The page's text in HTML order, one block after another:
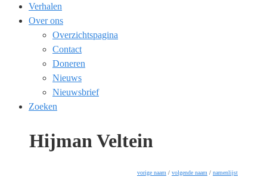
Verhalen
Over ons
Overzichtspagina
Contact
Doneren
Nieuws
Nieuwsbrief
Zoeken
Hijman Veltein
vorige naam / volgende naam / namenlijst